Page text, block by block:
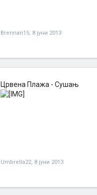
Brennan15, 8 јуни 2013
Црвена Плажа - Сушањ
Umbrella22, 8 јуни 2013